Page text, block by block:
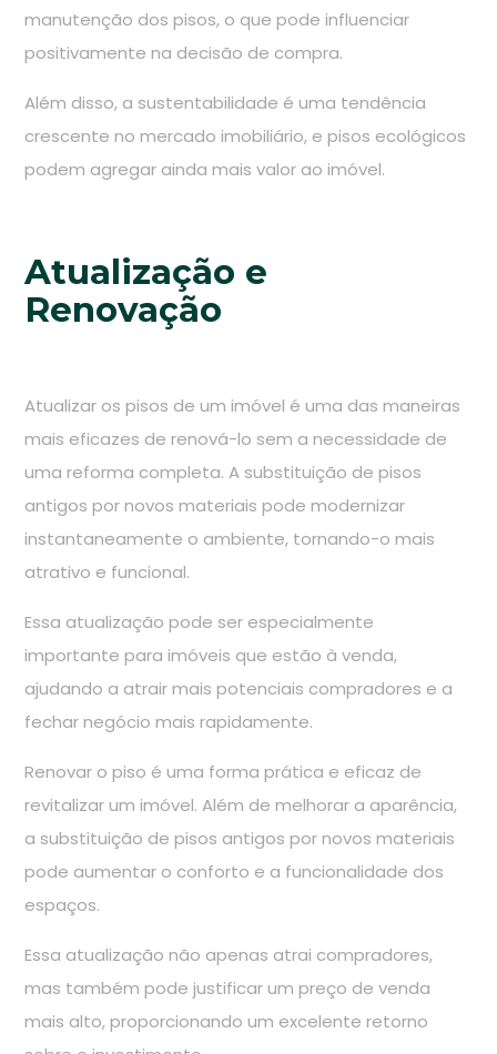
manutenção dos pisos, o que pode influenciar
positivamente na decisão de compra.
Além disso, a sustentabilidade é uma tendência
crescente no mercado imobiliário, e pisos ecológicos
podem agregar ainda mais valor ao imóvel.
Atualização e
Renovação
Atualizar os pisos de um imóvel é uma das maneiras
mais eficazes de renová-lo sem a necessidade de
uma reforma completa. A substituição de pisos
antigos por novos materiais pode modernizar
instantaneamente o ambiente, tornando-o mais
atrativo e funcional.
Essa atualização pode ser especialmente
importante para imóveis que estão à venda,
ajudando a atrair mais potenciais compradores e a
fechar negócio mais rapidamente.
Renovar o piso é uma forma prática e eficaz de
revitalizar um imóvel. Além de melhorar a aparência,
a substituição de pisos antigos por novos materiais
pode aumentar o conforto e a funcionalidade dos
espaços.
Essa atualização não apenas atrai compradores,
mas também pode justificar um preço de venda
mais alto, proporcionando um excelente retorno